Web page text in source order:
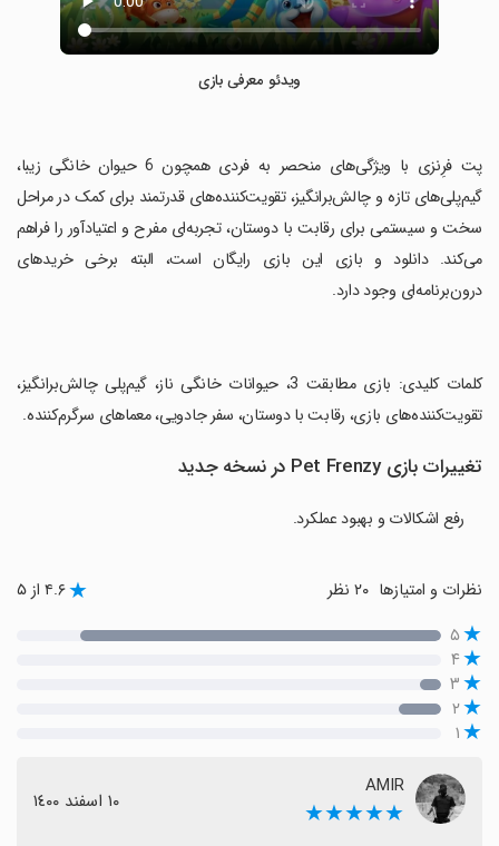
ویدئو معرفی بازی
‏پت فرِنزی با ویژگی‌های منحصر به فردی همچون 6 حیوان خانگی زیبا،
گیم‌پلی‌های تازه و چالش‌برانگیز، تقویت‌کننده‌های قدرتمند برای کمک در مراحل
سخت و سیستمی برای رقابت با دوستان، تجربه‌ای مفرح و اعتیادآور را فراهم
می‌کند. دانلود و بازی این بازی رایگان است، البته برخی خریدهای
درون‌برنامه‌ای وجود دارد.
‏کلمات کلیدی: بازی مطابقت 3، حیوانات خانگی ناز، گیم‌پلی چالش‌برانگیز،
تقویت‌کننده‌های بازی، رقابت با دوستان، سفر جادویی، معماهای سرگرم‌کننده.
تغییرات بازی Pet Frenzy در نسخه جدید
رفع اشکالات و بهبود عملکرد.
نظرات و امتیازها ۴.۶ از ۵
۵
۴
۳
۲
۱
AMIR
★★★★★ ١٠ اسفند ١٤٠٠